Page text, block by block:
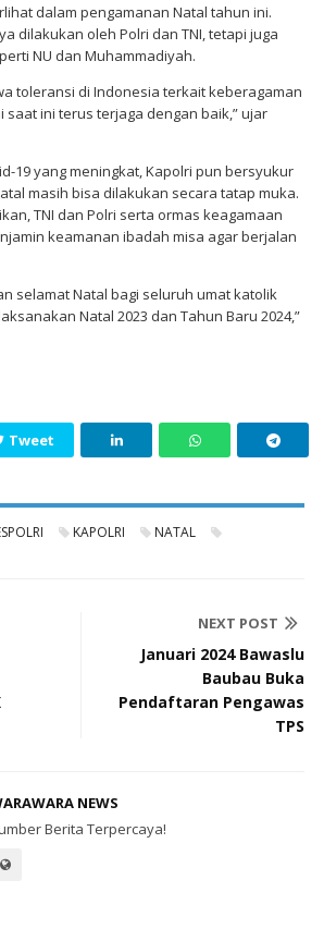
dalam pengamanan Natal tahun ini.
dilakukan oleh Polri dan TNI, tetapi juga
NU dan Muhammadiyah.
toleransi di Indonesia terkait keberagaman
saat ini terus terjaga dengan baik,” ujar
19 yang meningkat, Kapolri pun bersyukur
masih bisa dilakukan secara tatap muka.
TNI dan Polri serta ormas keagamaan
keamanan ibadah misa agar berjalan
selamat Natal bagi seluruh umat katolik
Natal 2023 dan Tahun Baru 2024,”
Tweet
KAPOLRI
NATAL
NEXT POST
Januari 2024 Bawaslu
Baubau Buka
Pendaftaran Pengawas
TPS
NEWS
Berita Terpercaya!